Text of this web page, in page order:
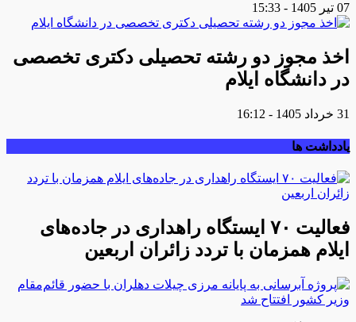
07 تیر 1405 - 15:33
اخذ مجوز دو رشته تحصیلی دکتری تخصصی
در دانشگاه ایلام
31 خرداد 1405 - 16:12
یادداشت ها
فعالیت ۷۰ ایستگاه راهداری در جاده‌های
ایلام همزمان با تردد زائران اربعین